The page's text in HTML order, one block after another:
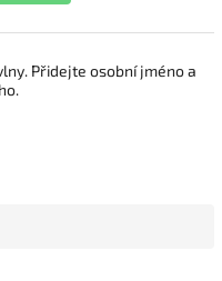
Přidejte osobní jméno a